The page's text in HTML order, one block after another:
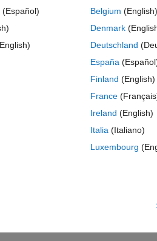
if some one have an answer... I need
RMC number "R.12" and then I add
number to discuss the 1 antenna
。
(Español)
Belgium (English)
Denmark
Deutschland
España
Finland (English)
France
Ireland (English)
Italia (Italiano)
Luxembourg